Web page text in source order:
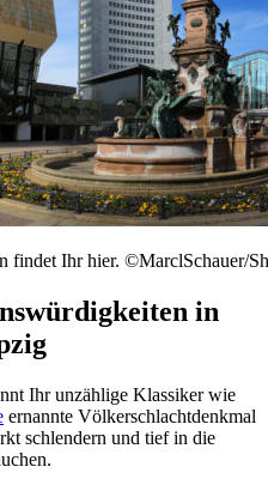
findet Ihr hier. ©MarclSchauer/
in
Ihr unzählige Klassiker wie
ernannte Völkerschlachtdenkmal
schlendern und tief in die